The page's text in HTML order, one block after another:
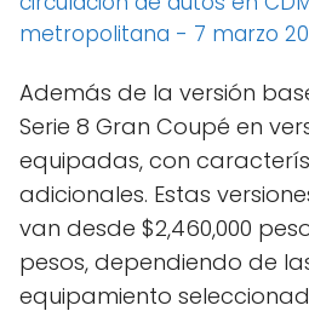
metropolitana - 7 marzo
Además de la versión
Serie 8 Gran Coupé en
equipadas, con
adicionales. Estas
van desde $2,460,000
pesos, dependiendo de
equipamiento